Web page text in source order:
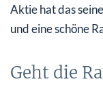
Aktie hat das
und eine schöne
Geht die